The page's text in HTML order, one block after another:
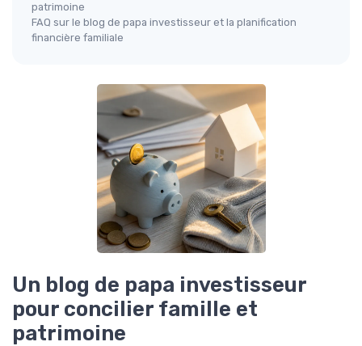
patrimoine
FAQ sur le blog de papa investisseur et la planification
financière familiale
Un blog de papa investisseur
pour concilier famille et
patrimoine